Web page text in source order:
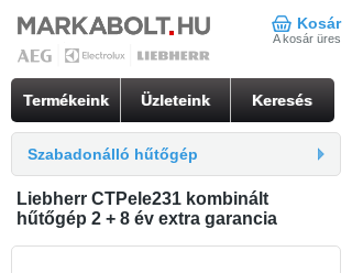
Kosár
A kosár üres
Termékeink Üzleteink Keresés
Szabadonálló hűtőgép
Liebherr CTPele231 kombinált
hűtőgép 2 + 8 év extra garancia